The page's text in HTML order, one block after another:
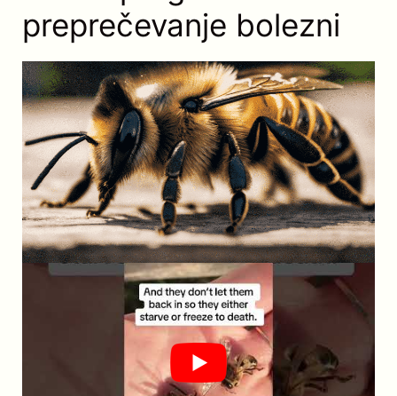
preprečevanje bolezni